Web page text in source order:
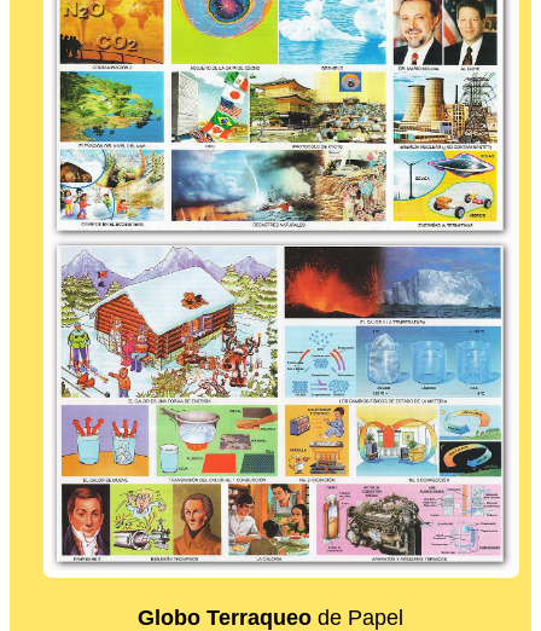
Globo Terraqueo de Papel